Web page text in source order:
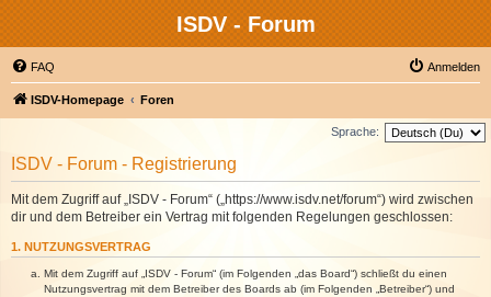
ISDV - Forum
FAQ Anmelden
ISDV-Homepage Foren
Sprache:
ISDV - Forum - Registrierung
Mit dem Zugriff auf „ISDV - Forum“ („https://www.isdv.net/forum“) wird zwischen
dir und dem Betreiber ein Vertrag mit folgenden Regelungen geschlossen:
1. NUTZUNGSVERTRAG
Mit dem Zugriff auf „ISDV - Forum“ (im Folgenden „das Board“) schließt du einen
Nutzungsvertrag mit dem Betreiber des Boards ab (im Folgenden „Betreiber“) und